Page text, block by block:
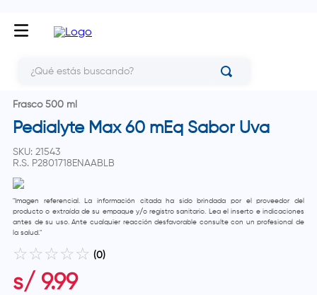
Frasco 500 ml
Pedialyte Max 60 mEq Sabor Uva
SKU: 21543
R.S. P2801718ENAABLB
"Imagen referencial. La información citada ha sido brindada por el proveedor del
producto o extraída de su empaque y/o registro sanitario. Lea el inserto e indicaciones
antes de su uso. Ante cualquier reacción desfavorable consulte con un profesional de
la salud."
☆ ☆ ☆ ☆ ☆ (0)
s/ 9.99